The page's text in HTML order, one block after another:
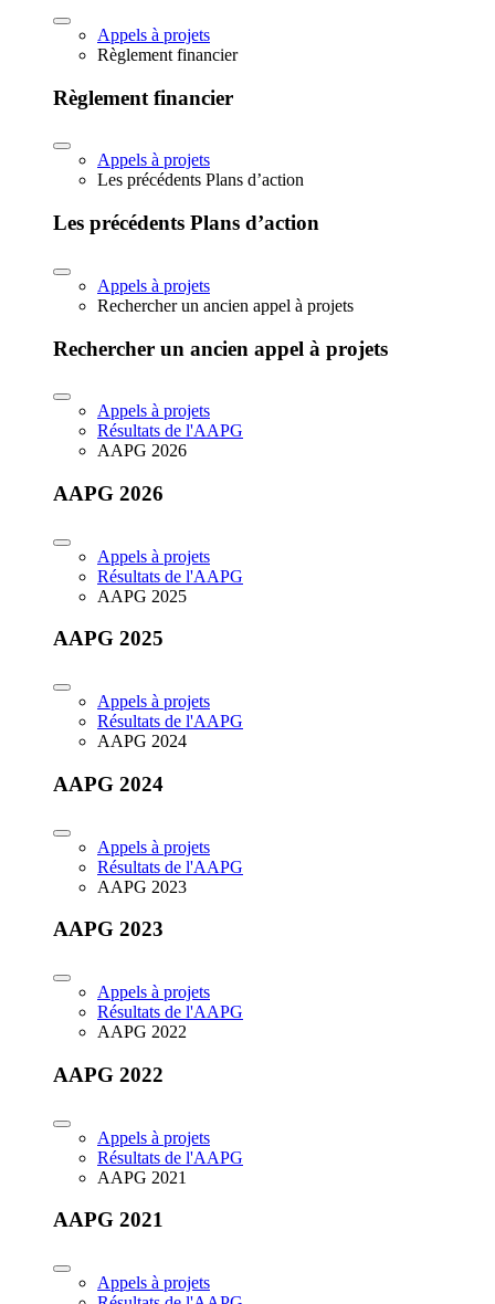
Appels à projets
Règlement financier
Règlement financier
Appels à projets
Les précédents Plans d’action
Les précédents Plans d’action
Appels à projets
Rechercher un ancien appel à projets
Rechercher un ancien appel à projets
Appels à projets
Résultats de l'AAPG
AAPG 2026
AAPG 2026
Appels à projets
Résultats de l'AAPG
AAPG 2025
AAPG 2025
Appels à projets
Résultats de l'AAPG
AAPG 2024
AAPG 2024
Appels à projets
Résultats de l'AAPG
AAPG 2023
AAPG 2023
Appels à projets
Résultats de l'AAPG
AAPG 2022
AAPG 2022
Appels à projets
Résultats de l'AAPG
AAPG 2021
AAPG 2021
Appels à projets